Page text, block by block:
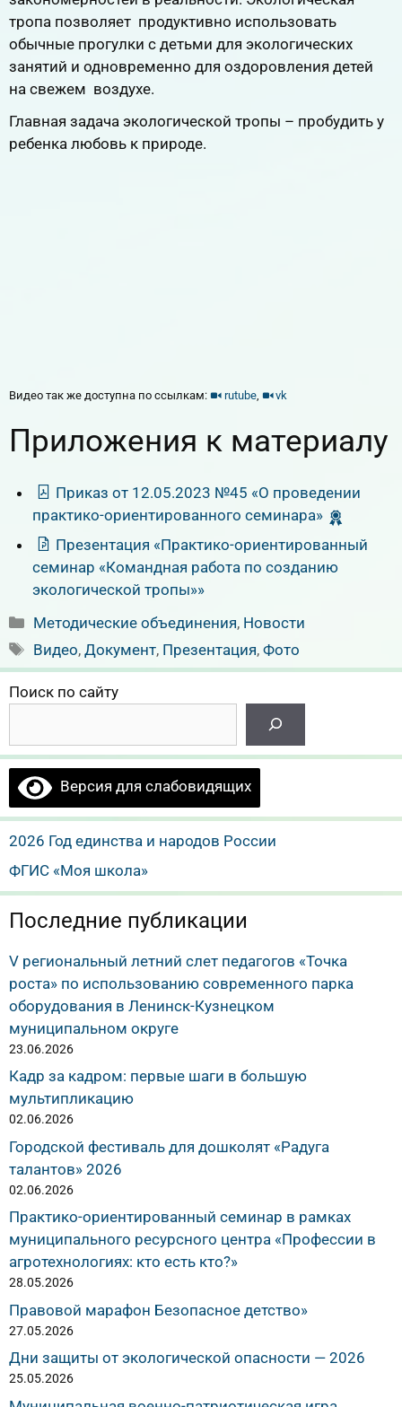
тропа позволяет продуктивно использовать
обычные прогулки с детьми для экологических
занятий и одновременно для оздоровления детей
на свежем воздухе.
Главная задача экологической тропы – пробудить у
ребенка любовь к природе.
Видео так же доступна по ссылкам: rutube, vk
Приложения к материалу
Приказ от 12.05.2023 №45 «О проведении
практико-ориентированного семинара»
Презентация «Практико-ориентированный
семинар «Командная работа по созданию
экологической тропы»»
Рубрики
Методические объединения, Новости
Метки
Видео,Документ, Презентация,Фото
Поиск по сайту
Версия для слабовидящих
2026 Год единства и народов России
ФГИС «Моя школа»
Последние публикации
V региональный летний слет педагогов «Точка
роста» по использованию современного парка
оборудования в Ленинск-Кузнецком
муниципальном округе
23.06.2026
Кадр за кадром: первые шаги в большую
мультипликацию
02.06.2026
Городской фестиваль для дошколят «Радуга
талантов» 2026
02.06.2026
Практико-ориентированный семинар в рамках
муниципального ресурсного центра «Профессии в
агротехнологиях: кто есть кто?»
28.05.2026
Правовой марафон Безопасное детство»
27.05.2026
Дни защиты от экологической опасности — 2026
25.05.2026